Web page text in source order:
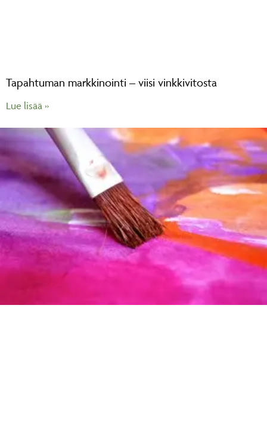
Tapahtuman markkinointi – viisi vinkkivitosta
Lue lisää »